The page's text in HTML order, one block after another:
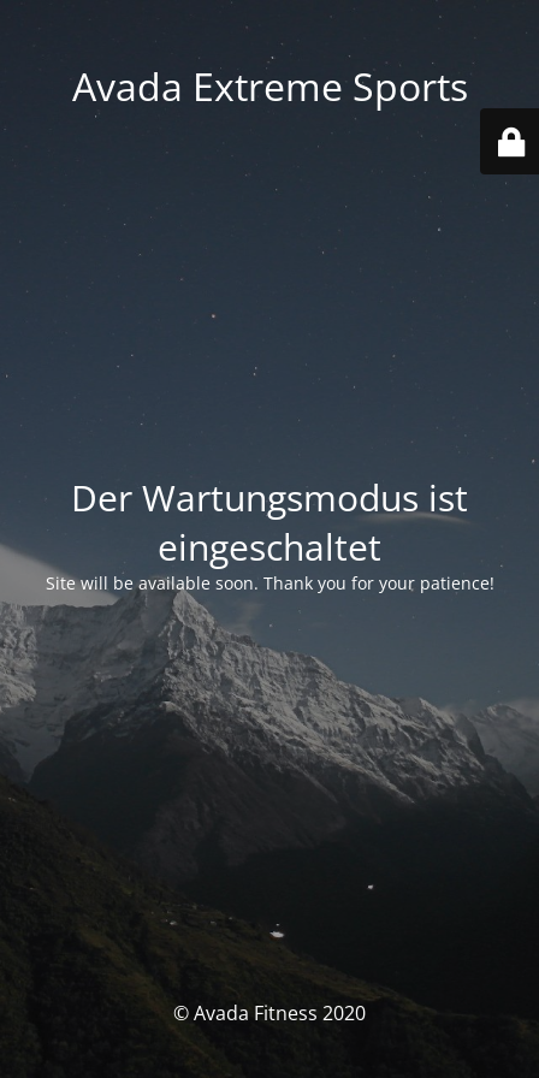
Avada Extreme Sports
Der Wartungsmodus ist
eingeschaltet
Site will be available soon. Thank you for your patience!
© Avada Fitness 2020